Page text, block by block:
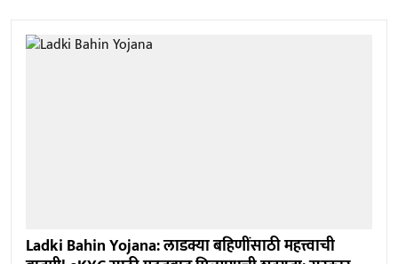
Ladki Bahin Yojana: लाडक्या बहिणींसाठी महत्त्वाची